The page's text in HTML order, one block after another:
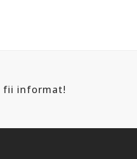
fii informat!